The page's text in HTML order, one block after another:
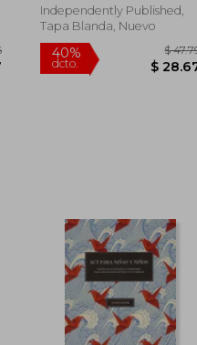
$ 46.86
$ 25.77
Independently Published,
Tapa Blanda, Nuevo
40%
dcto.